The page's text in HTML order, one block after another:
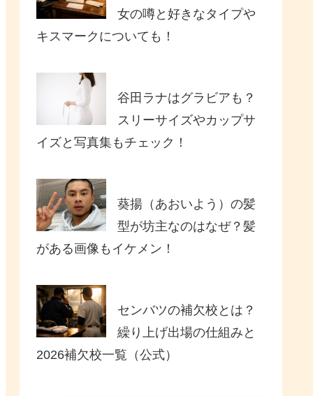
女の噂と好きなタイプや
キスマークについても！
谷田ラナはグラビアも？
スリーサイズやカップサ
イズと写真集もチェック！
葵揚（あおいよう）の髪
型が坊主なのはなぜ？髪
がある画像もイケメン！
センバツの補欠校とは？
繰り上げ出場の仕組みと
2026補欠校一覧（公式）